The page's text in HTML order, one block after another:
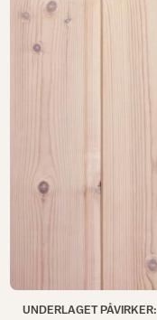
UNDERLAGET PÅVIRKER: